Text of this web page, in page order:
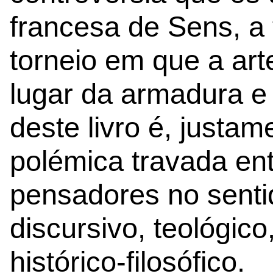
francesa de Sens,
torneio em que a
lugar da armadura
deste livro é,
polémica travada
pensadores no
discursivo,
histórico-filosófico.